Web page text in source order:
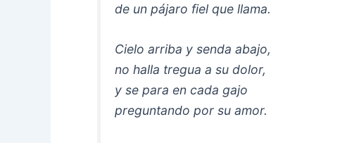
de un pájaro fiel que llama.
Cielo arriba y senda abajo,
no halla tregua a su dolor,
y se para en cada gajo
preguntando por su amor.